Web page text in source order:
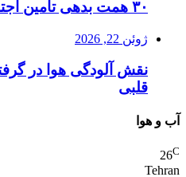
۳۰ همت بدهی تامین اجتماعی به وزارت بهداشت
ژوئن 22, 2026
نقش آلودگی هوا در
قلبی
آب و هوا
26C
Tehran